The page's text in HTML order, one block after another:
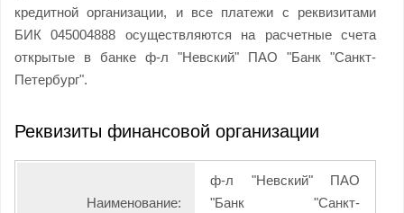
кредитной организации, и все платежи с реквизитами
БИК 045004888 осуществляются на расчетные счета
открытые в банке ф-л "Невский" ПАО "Банк "Санкт-
Петербург".
Реквизиты финансовой организации
Наименование:
ф-л "Невский" ПАО
"Банк "Санкт-